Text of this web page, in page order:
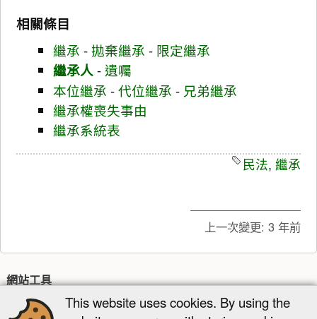
相關條目
繼承 -拋棄繼承 - 限定繼承
繼承人 -遺囑
本位繼承 -代位繼承 - 兄弟繼承
繼承權喪失事由
繼承系統表
民法, 繼承
上一次變更: 3 年前
網站工具
最近更新 多媒體管理器 網站地圖
This website uses cookies. By using the